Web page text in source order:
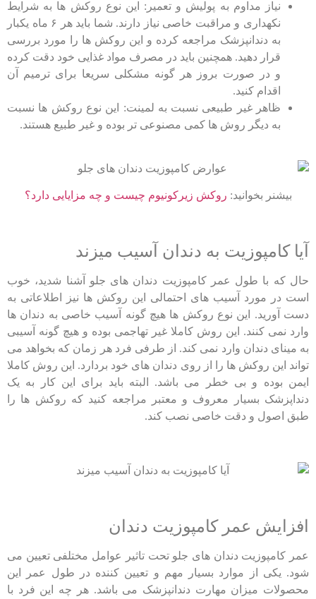
نیاز مداوم به پولیش و تعمیر: این نوع روکش ها به شرایط
نکهداری و مراقبت خاصی نیاز دارند. شما باید هر ۶ ماه یکبار
به دندانپزشک مراجعه کرده و این روکش ها را مورد بررسی
قرار دهید. همچنین باید در مصرف مواد غذایی خود دقت کرده
و در صورت بروز هر گونه مشکلی سریعا برای ترمیم آن
اقدام کنید.
ظاهر غیر طبیعی نسبت به لمینت: این نوع روکش ها نسبت
به دیگر روش ها کمی مصنوعی تر بوده و غیر طبیع هستند.
بیشنر بخوانید: روکش زیرکونیوم چیست و چه مزایایی دارد؟
آیا کامپوزیت به دندان آسیب میزند
حال که با طول عمر کامپوزیت دندان های جلو آشنا شدید، خوب
است در مورد آسیب های احتمالی این روکش ها نیز اطلاعاتی به
دست آورید. این نوع روکش ها هیچ گونه آسیب خاصی به دندان ها
وارد نمی کنند. این روش کاملا غیر تهاجمی بوده و هیچ گونه آسیبی
به مینای دندان وارد نمی کند. از طرفی فرد هر زمان که بخواهد می
تواند این روکش ها را از روی دندان های خود بردارد. این روش کاملا
ایمن بوده و بی خطر می باشد. البته باید برای این کار به یک
دنداپزشک بسیار معروف و معتبر مراجعه کنید که روکش ها را
طبق اصول و دقت خاصی نصب کند.
افزایش عمر کامپوزیت دندان
عمر کامپوزیت دندان های جلو تحت تاثیر عوامل مختلفی تعیین می
شود. یکی از موارد بسیار مهم و تعیین کننده در طول عمر این
محصولات میزان مهارت دندانپزشک می باشد. هر چه این فرد با